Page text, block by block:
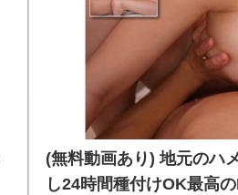
(無料動画あり) 地元のハ
し24時間種付けOK最高